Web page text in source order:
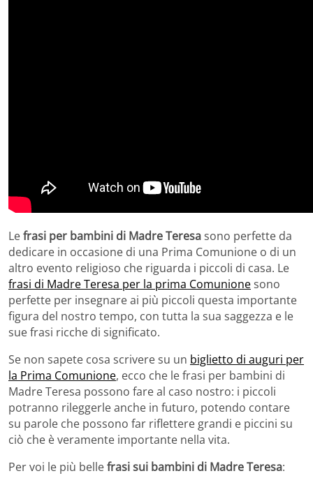
Lefrasi per bambini di Madre Teresasono perfette da
dedicare in occasione di una Prima Comunione o di un
altro evento religioso che riguarda i piccoli di casa. Le
frasi di Madre Teresa per la prima Comunionesono
perfette per insegnare ai più piccoli questa importante
figura del nostro tempo, con tutta la sua saggezza e le
sue frasi ricche di significato.
Se non sapete cosa scrivere su un biglietto di auguri per
la Prima Comunione, ecco che le frasi per bambini di
Madre Teresa possono fare al caso nostro: i piccoli
potranno rileggerle anche in futuro, potendo contare
su parole che possono far riflettere grandi e piccini su
ciò che è veramente importante nella vita.
Per voi le più bellefrasi sui bambini di Madre Teresa: